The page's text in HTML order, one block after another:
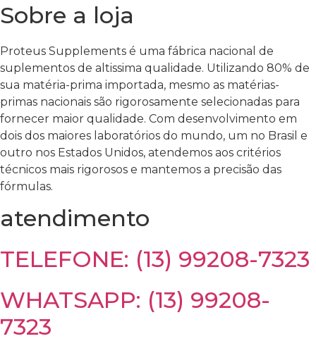
Sobre a loja
Proteus Supplements é uma fábrica nacional de
suplementos de altissima qualidade. Utilizando 80% de
sua matéria-prima importada, mesmo as matérias-
primas nacionais são rigorosamente selecionadas para
fornecer maior qualidade. Com desenvolvimento em
dois dos maiores laboratórios do mundo, um no Brasil e
outro nos Estados Unidos, atendemos aos critérios
técnicos mais rigorosos e mantemos a precisão das
fórmulas.
atendimento
TELEFONE: (13) 99208-7323
WHATSAPP: (13) 99208-
7323